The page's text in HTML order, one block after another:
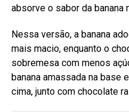
absorve o sabor da banana
Nessa versão, a banana
mais macio, enquanto o
sobremesa com menos
banana amassada na base
cima, junto com chocolate